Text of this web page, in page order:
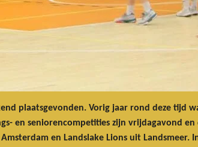
plaatsgevonden. Vorig jaar rond deze tijd
en seniorencompetities zijn vrijdagavond
en Landslake Lions uit